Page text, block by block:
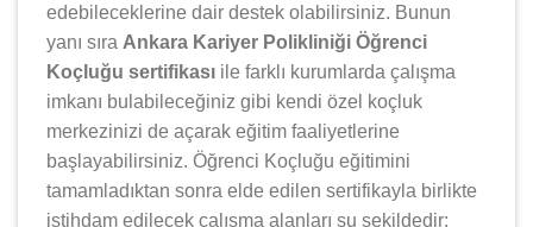
edebileceklerine dair destek olabilirsiniz. Bunun
yanı sıra Ankara Kariyer Polikliniği Öğrenci
Koçluğu sertifikası ile farklı kurumlarda çalışma
imkanı bulabileceğiniz gibi kendi özel koçluk
merkezinizi de açarak eğitim faaliyetlerine
başlayabilirsiniz. Öğrenci Koçluğu eğitimini
tamamladıktan sonra elde edilen sertifikayla birlikte
istihdam edilecek çalışma alanları şu şekildedir: